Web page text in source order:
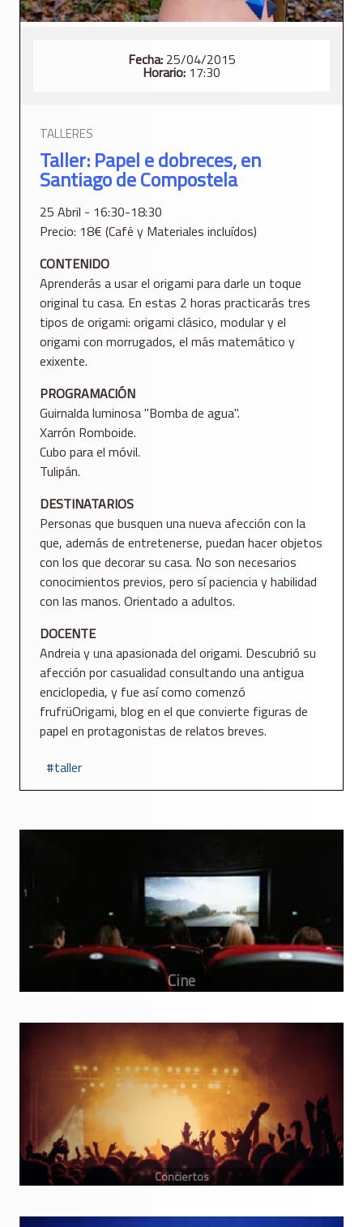
Fecha:25/04/2015
Horario: 17:30
TALLERES
Taller: Papel e dobreces, en
Santiago de Compostela
25 Abril - 16:30-18:30
Precio: 18€ (Café y Materiales incluídos)
CONTENIDO
Aprenderás a usar el origami para darle un toque
original tu casa. En estas 2 horas practicarás tres
tipos de origami: origami clásico, modular y el
origami con morrugados, el más matemático y
exixente.
PROGRAMACIÓN
Guirnalda luminosa "Bomba de agua".
Xarrón Romboide.
Cubo para el móvil.
Tulipán.
DESTINATARIOS
Personas que busquen una nueva afección con la
que, además de entretenerse, puedan hacer objetos
con los que decorar su casa. No son necesarios
conocimientos previos, pero sí paciencia y habilidad
con las manos. Orientado a adultos.
DOCENTE
Andreia y una apasionada del origami. Descubrió su
afección por casualidad consultando una antigua
enciclopedia, y fue así como comenzó
frufrüOrigami, blog en el que convierte figuras de
papel en protagonistas de relatos breves.
taller